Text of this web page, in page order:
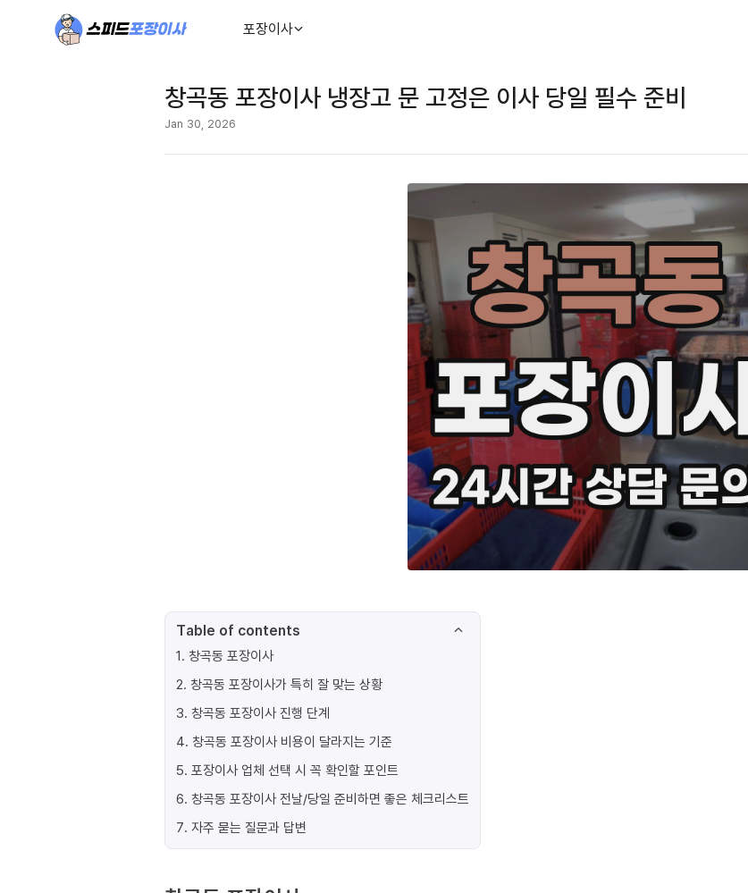
포장이사
창곡동 포장이사 냉장고 문 고정은 이사 당일 필수 준비
Jan 30, 2026
Table of contents
1. 창곡동 포장이사
2. 창곡동 포장이사가 특히 잘 맞는 상황
3. 창곡동 포장이사 진행 단계
4. 창곡동 포장이사 비용이 달라지는 기준
5. 포장이사 업체 선택 시 꼭 확인할 포인트
6. 창곡동 포장이사 전날/당일 준비하면 좋은 체크리스트
7. 자주 묻는 질문과 답변